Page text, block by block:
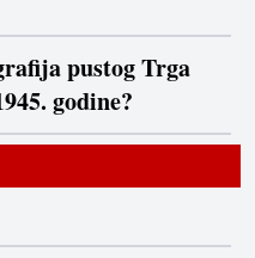
pustog Trga
godine?